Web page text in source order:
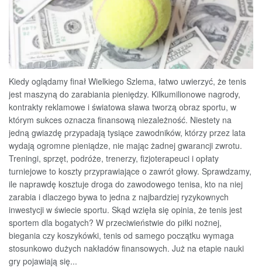
Kiedy oglądamy finał Wielkiego Szlema, łatwo uwierzyć, że tenis
jest maszyną do zarabiania pieniędzy. Kilkumilionowe nagrody,
kontrakty reklamowe i światowa sława tworzą obraz sportu, w
którym sukces oznacza finansową niezależność. Niestety na
jedną gwiazdę przypadają tysiące zawodników, którzy przez lata
wydają ogromne pieniądze, nie mając żadnej gwarancji zwrotu.
Treningi, sprzęt, podróże, trenerzy, fizjoterapeuci i opłaty
turniejowe to koszty przyprawiające o zawrót głowy. Sprawdzamy,
ile naprawdę kosztuje droga do zawodowego tenisa, kto na niej
zarabia i dlaczego bywa to jedna z najbardziej ryzykownych
inwestycji w świecie sportu. Skąd wzięła się opinia, że tenis jest
sportem dla bogatych? W przeciwieństwie do piłki nożnej,
biegania czy koszykówki, tenis od samego początku wymaga
stosunkowo dużych nakładów finansowych. Już na etapie nauki
gry pojawiają się...